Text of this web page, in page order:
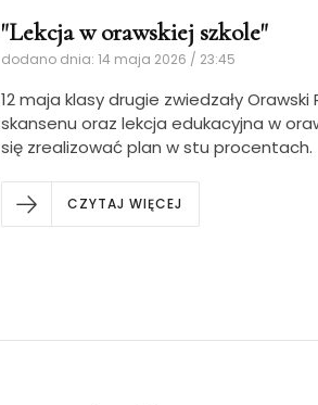
"Lekcja w orawskiej szkole"
dodano dnia: 14 maja 2026 / 23:45
12 maja klasy drugie zwiedzały Orawski
skansenu oraz lekcja edukacyjna w
się zrealizować plan w stu procentach.
CZYTAJ WIĘCEJ